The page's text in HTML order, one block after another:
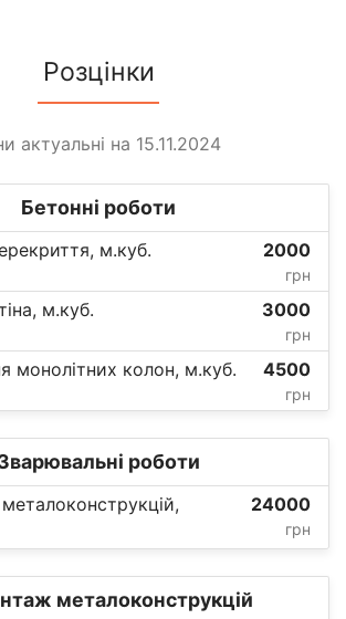
Розцінки
актуальні на 15.11.2024
Бетонні роботи
м.куб. 2000
грн
м.куб. 3000
грн
монолітних колон, м.куб. 4500
грн
роботи
24000
грн
металоконструкцій